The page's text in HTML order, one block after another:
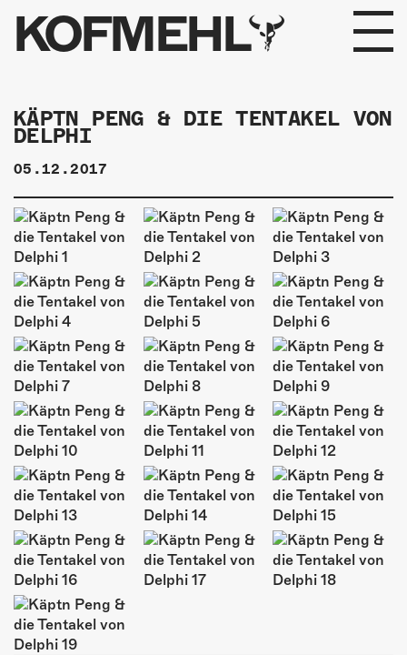
KOFMEHL
PROGRAMM
FABRIKGEFLÜSTER
GALERIE
FOTOGALERIE
PHOTOMAT
INFOS
KONTAKT
ÜBER UNS
GÖNNEREI
SHOP
MITMACHEN
KÄPTN PENG & DIE TENTAKEL VON
DELPHI
05.12.2017